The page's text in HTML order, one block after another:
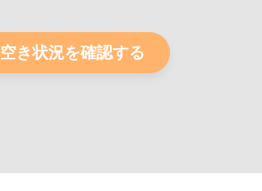
空き状況を確認する